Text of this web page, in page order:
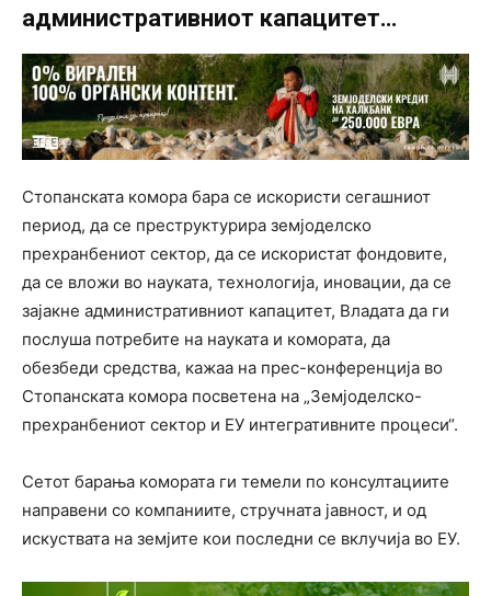
административниот капацитет…
Стопанската комора бара се искористи сегашниот
период, да се преструктурира земјоделско
прехранбениот сектор, да се искористат фондовите,
да се вложи во науката, технологија, иновации, да се
зајакне административниот капацитет, Владата да ги
послуша потребите на науката и комората, да
обезбеди средства, кажаа на прес-конференција во
Стопанската комора посветена на „Земјоделско-
прехранбениот сектор и ЕУ интегративните процеси“.
Сетот барања комората ги темели по консултациите
направени со компаниите, стручната јавност, и од
искуствата на земјите кои последни се вклучија во ЕУ.